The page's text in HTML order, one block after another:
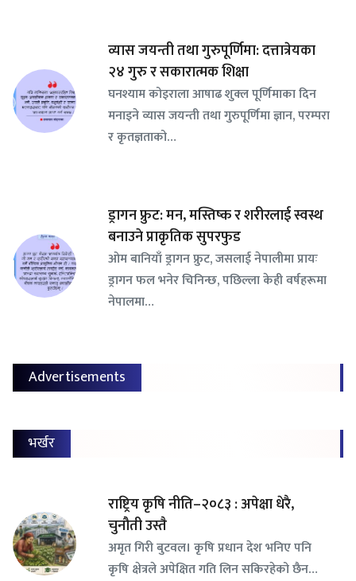
व्यास जयन्ती तथा गुरुपूर्णिमा: दत्तात्रेयका
२४ गुरु र सकारात्मक शिक्षा
घनश्याम कोइराला आषाढ शुक्ल पूर्णिमाका दिन
मनाइने व्यास जयन्ती तथा गुरुपूर्णिमा ज्ञान, परम्परा
र कृतज्ञताको…
ड्रागन फ्रुट: मन, मस्तिष्क र शरीरलाई स्वस्थ
बनाउने प्राकृतिक सुपरफुड
ओम बानियाँ ड्रागन फ्रुट, जसलाई नेपालीमा प्रायः
ड्रागन फल भनेर चिनिन्छ, पछिल्ला केही वर्षहरूमा
नेपालमा…
Advertisements
भर्खर
राष्ट्रिय कृषि नीति–२०८३ : अपेक्षा धेरै,
चुनौती उस्तै
अमृत गिरी बुटवल। कृषि प्रधान देश भनिए पनि
कृषि क्षेत्रले अपेक्षित गति लिन सकिरहेको छैन…